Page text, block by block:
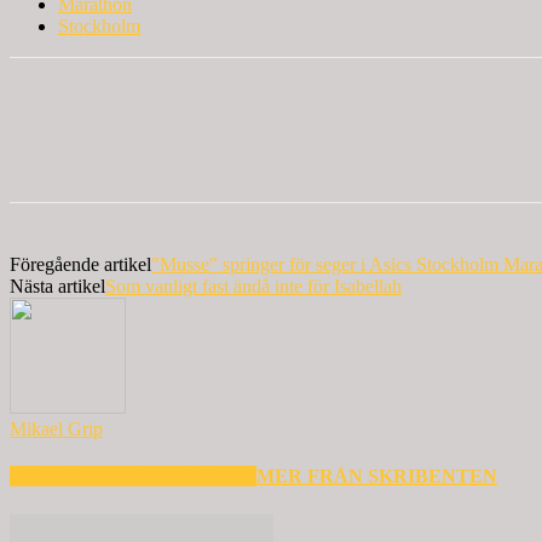
Marathon
Stockholm
Föregående artikel"Musse" springer för seger i Asics Stockholm
Nästa artikelSom vanligt fast ändå inte för Isabellah
Mikael Grip
MER FRÅN SKRIBENTEN